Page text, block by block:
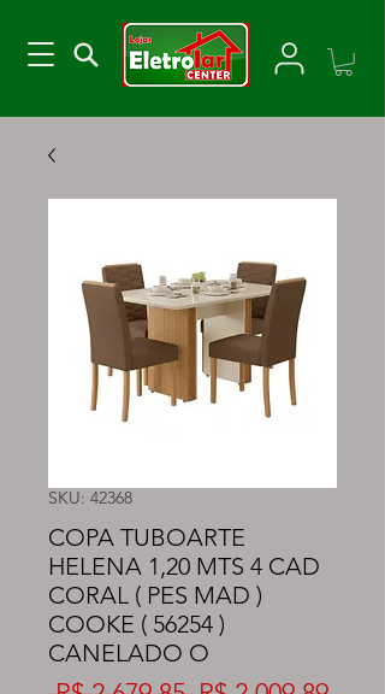
SKU: 42368
COPA TUBOARTE
HELENA 1,20 MTS 4 CAD
CORAL ( PES MAD )
COOKE ( 56254 )
CANELADO O